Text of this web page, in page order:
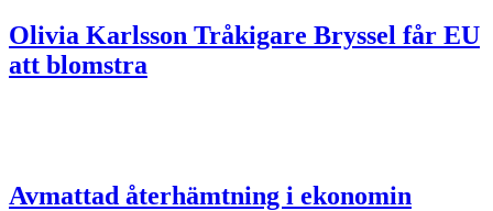
Olivia Karlsson Tråkigare Bryssel får EU
att blomstra
Avmattad återhämtning i ekonomin